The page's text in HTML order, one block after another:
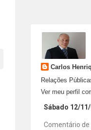
Carlos
Relações
Ver meu perfil
Sábado 12/
Comentário de